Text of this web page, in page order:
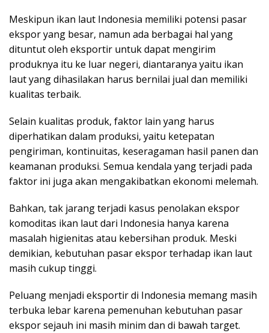
Meskipun ikan laut Indonesia memiliki potensi pasar
ekspor yang besar, namun ada berbagai hal yang
dituntut oleh eksportir untuk dapat mengirim
produknya itu ke luar negeri, diantaranya yaitu ikan
laut yang dihasilakan harus bernilai jual dan memiliki
kualitas terbaik.
Selain kualitas produk, faktor lain yang harus
diperhatikan dalam produksi, yaitu ketepatan
pengiriman, kontinuitas, keseragaman hasil panen dan
keamanan produksi. Semua kendala yang terjadi pada
faktor ini juga akan mengakibatkan ekonomi melemah.
Bahkan, tak jarang terjadi kasus penolakan ekspor
komoditas ikan laut dari Indonesia hanya karena
masalah higienitas atau kebersihan produk. Meski
demikian, kebutuhan pasar ekspor terhadap ikan laut
masih cukup tinggi.
Peluang menjadi eksportir di Indonesia memang masih
terbuka lebar karena pemenuhan kebutuhan pasar
ekspor sejauh ini masih minim dan di bawah target.